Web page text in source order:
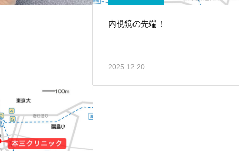
内視鏡の先端！
2025.12.20